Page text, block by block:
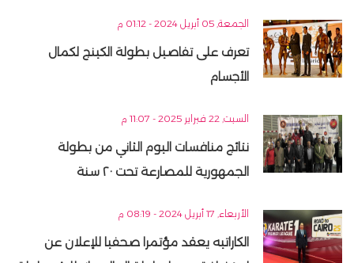
الجمعة, 05 أبريل 2024 - 01:12 م
تعرف على تفاصيل بطولة الكينج لكمال
الأجسام
السبت, 22 فبراير 2025 - 11:07 م
نتائج منافسات اليوم الثاني من بطولة
الجمهورية للمصارعة تحت ٢٠ سنة
الأربعاء, 17 أبريل 2024 - 08:19 م
الكاراتيه يعقد مؤتمرا صحفيا للإعلان عن